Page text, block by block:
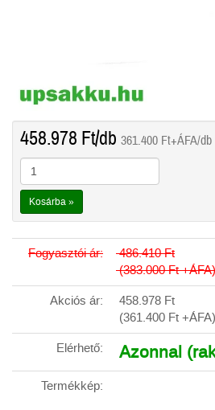
458.978 Ft/db 361.400 Ft+ÁFA/db
Kosárba »
Fogyasztói ár: 486.410Ft
(383.000Ft
Akciós ár:
458.978 Ft
(361.400 Ft
Elérhető:
Azonnal
Termékkép: